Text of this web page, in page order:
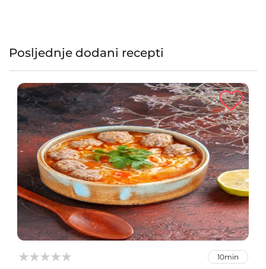
Posljednje dodani recepti


 10min